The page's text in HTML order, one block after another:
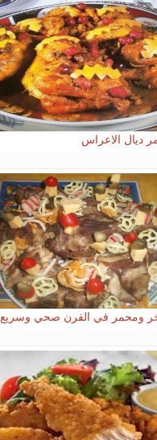
ديال الاعراس
ومحمر في الفرن صحي وسريع